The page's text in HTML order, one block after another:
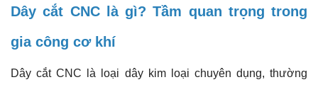
Dây cắt CNC là gì? Tầm quan trọng trong
gia công cơ khí
Dây cắt CNC là loại dây kim loại chuyên dụng, thường